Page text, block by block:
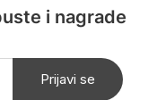
i nagrade
Prijavi se